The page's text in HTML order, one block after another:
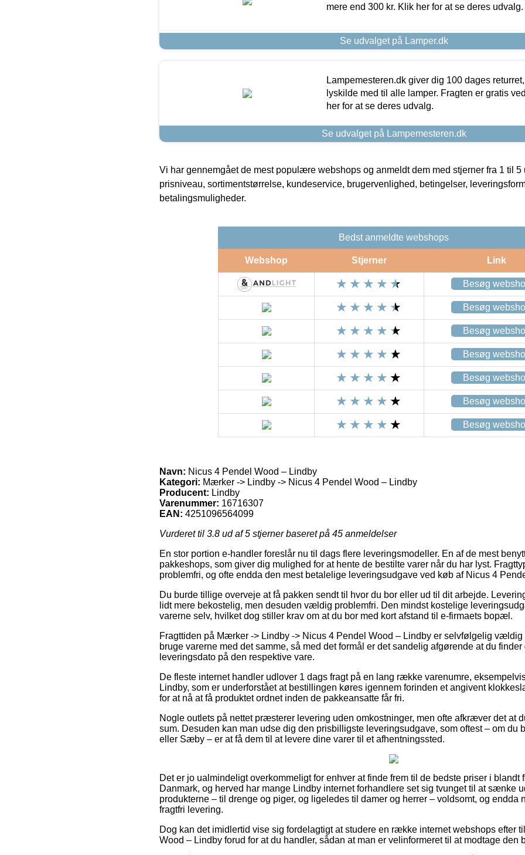
mere end 300 kr. Klik her for at se deres udvalg.
Se udvalget på Lamper.dk
Lampemesteren.dk giver dig 100 dages
lyskilde med til alle lamper. Fragten er gratis
her for at se deres udvalg.
Se udvalget på Lampemesteren.dk
Vi har gennemgået de mest populære webshops og anmeldt dem med stjerner fra 1 til 5
prisniveau, sortimentstørrelse, kundeservice, brugervenlighed, betingelser,
betalingsmuligheder.
Bedst anmeldte webshops
Webshop Stjerner Link
Besøg
Besøg
Besøg
Besøg
Besøg
Besøg
Besøg
Navn: Nicus 4 Pendel Wood – Lindby
Kategori: Mærker -> Lindby -> Nicus 4 Pendel Wood – Lindby
Producent: Lindby
Varenummer: 16716307
EAN: 4251096564099
Vurderet til 3.8 ud af 5 stjerner baseret på 45 anmeldelser
En stor portion e-handler foreslår nu til dags flere leveringsmodeller. En af de mest
pakkeshops, som giver dig mulighed for at hente de bestilte varer når du har lyst.
problemfri, og ofte endda den mest betalelige leveringsudgave ved køb af Nicus 4
Du burde tillige overveje at få pakken sendt til hvor du bor eller ud til dit arbejde.
lidt mere bekostelig, men desuden vældig problemfri. Den mindst kostelige
varerne selv, hvilket dog stiller krav om at du bor med kort afstand til e-firmaets bopæl.
Fragttiden på Mærker -> Lindby -> Nicus 4 Pendel Wood – Lindby er selvfølgelig vældig
bruge varerne med det samme, så med det formål er det sandelig afgørende at du
leveringsdato på den respektive vare.
De fleste internet handler udlover 1 dags fragt på en lang række varenumre,
Lindby, som er underforstået at bestillingen køres igennem forinden et angivent
for at nå at få produktet ordnet inden de pakkeansatte får fri.
Nogle outlets på nettet præsterer levering uden omkostninger, men ofte afkræver det at
sum. Desuden kan man udse dig den prisbilligste leveringsudgave, som oftest – om du
eller Sæby – er at få dem til at levere dine varer til et afhentningssted.
Det er jo ualmindeligt overkommeligt for enhver at finde frem til de bedste priser i blandt
Danmark, og herved har mange Lindby internet forhandlere set sig tvunget til at sænke
produkterne – til drenge og piger, og ligeledes til damer og herrer – voldsomt, og endda
fragtfri levering.
Dog kan det imidlertid vise sig fordelagtigt at studere en række internet webshops efter
Wood – Lindby forud for at du handler, sådan at man er velinformeret til at modtage den